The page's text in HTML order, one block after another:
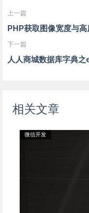
上一篇
PHP获取图像宽度与高
下一篇
相关文章
微信开发